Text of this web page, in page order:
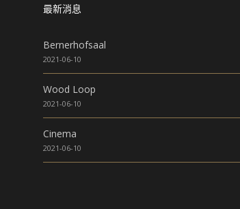
最新消息
Bernerhofsaal
2021-06-10
Wood Loop
2021-06-10
Cinema
2021-06-10